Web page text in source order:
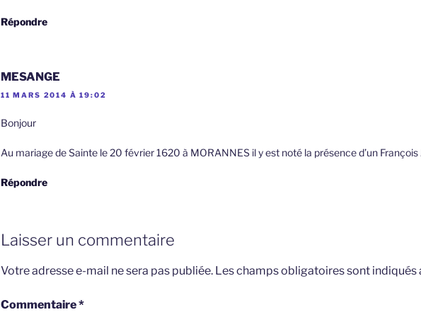
Répondre
MESANGE
11 MARS 2014 À 19:02
Bonjour
Au mariage de Sainte le 20 février 1620 à MORANNES il y est noté la présence d’un François
Répondre
Laisser un commentaire
Votre adresse e-mail ne sera pas publiée. Les champs obligatoires sont indiqués
Commentaire*